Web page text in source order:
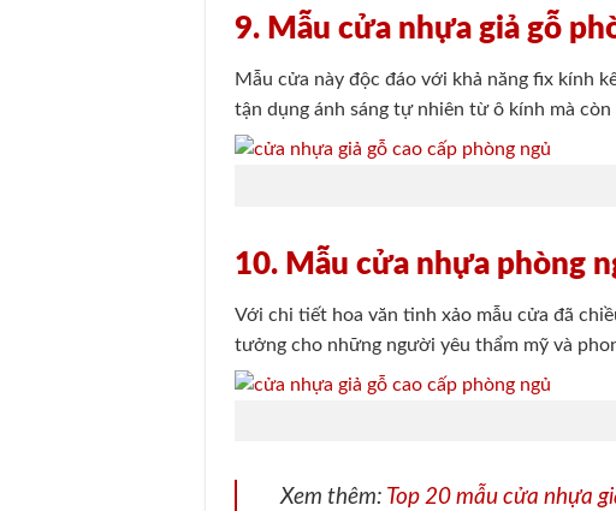
9. Mẫu cửa nhựa giả gỗ
Mẫu cửa này độc đáo với khả năng fix kính
tận dụng ánh sáng tự nhiên từ ô kính mà
10. Mẫu cửa nhựa phòng
Với chi tiết hoa văn tinh xảo mẫu cửa đã
tưởng cho những người yêu thẩm mỹ và
Xem thêm: Top 20 mẫu cửa nhựa